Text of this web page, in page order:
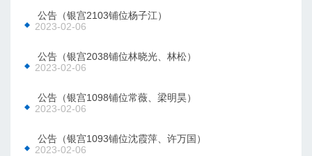
公告（银宫2103铺位杨子江）
2023-02-06
公告（银宫2038铺位林晓光、林松）
2023-02-06
公告（银宫1098铺位常薇、梁明昊）
2023-02-06
公告（银宫1093铺位沈霞萍、许万国）
2023-02-06